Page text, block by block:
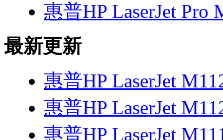
惠普HP LaserJet Pro
最新更新
惠普HP LaserJet
惠普HP LaserJet
惠普HP LaserJet